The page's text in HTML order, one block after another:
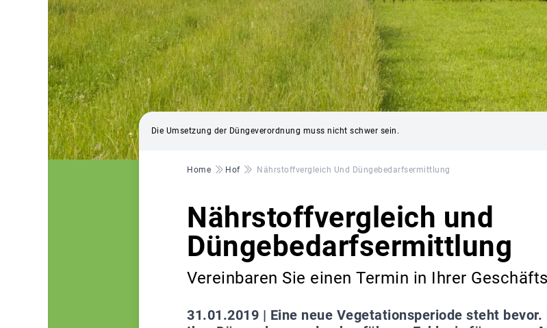
Die Umsetzung der Düngeverordnung muss nicht schwer sein.
Pfadnavigation
Home Hof Nährstoffvergleich Und Düngebedarfsermittlung
Nährstoffvergleich und
Düngebedarfsermittlung
Vereinbaren Sie einen Termin in Ihrer
31.01.2019 | Eine neue Vegetationsperiode steht